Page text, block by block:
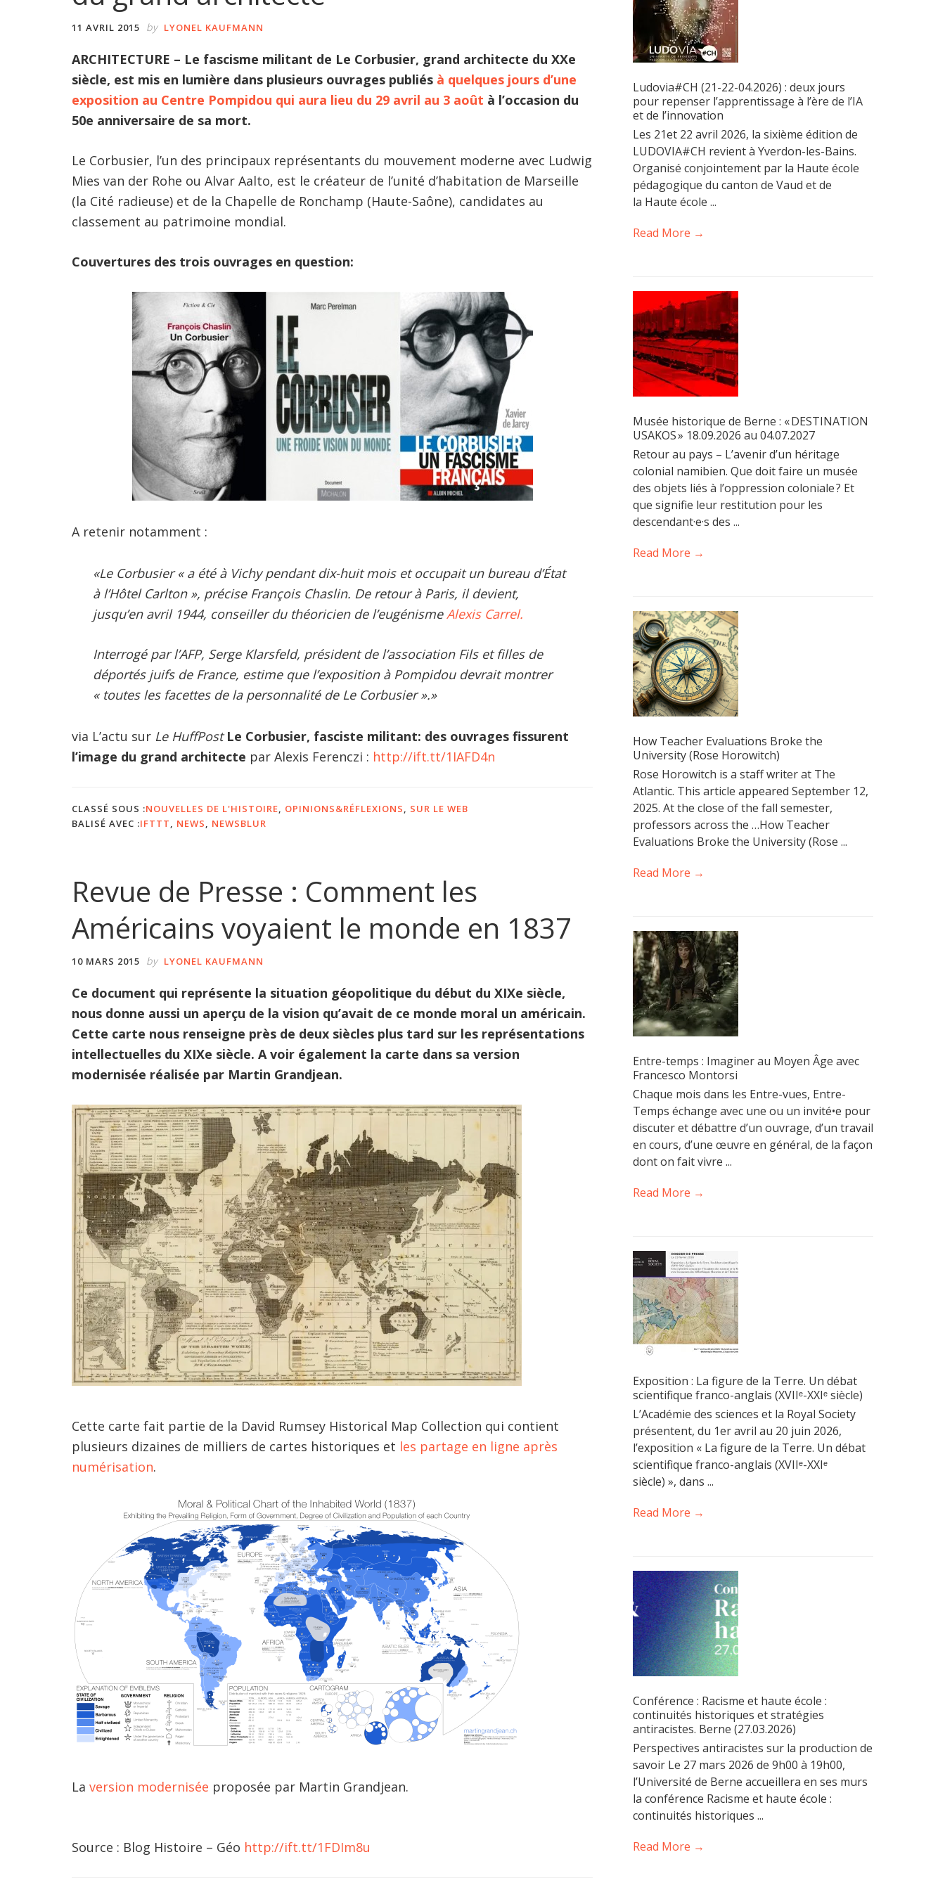
11 AVRIL 2015 by LYONEL KAUFMANN
ARCHITECTURE – Le fascisme militant de Le Corbusier, grand architecte du XXe
siècle, est mis en lumière dans plusieurs ouvrages publiés à quelques jours d’une
exposition au Centre Pompidou qui aura lieu du 29 avril au 3 août à l’occasion du
50e anniversaire de sa mort.
Le Corbusier, l’un des principaux représentants du mouvement moderne avec Ludwig
Mies van der Rohe ou Alvar Aalto, est le créateur de l’unité d’habitation de Marseille
(la Cité radieuse) et de la Chapelle de Ronchamp (Haute-Saône), candidates au
classement au patrimoine mondial.
Couvertures des trois ouvrages en question:
A retenir notamment :
«Le Corbusier « a été à Vichy pendant dix-huit mois et occupait un bureau d’État
à l’Hôtel Carlton », précise François Chaslin. De retour à Paris, il devient,
jusqu’en avril 1944, conseiller du théoricien de l’eugénisme Alexis Carrel.
Interrogé par l’AFP, Serge Klarsfeld, président de l’association Fils et filles de
déportés juifs de France, estime que l’exposition à Pompidou devrait montrer
« toutes les facettes de la personnalité de Le Corbusier ».»
via L’actu sur Le HuffPostLe Corbusier, fasciste militant: des ouvrages fissurent
l’image du grand architecte par Alexis Ferenczi : http://ift.tt/1IAFD4n
CLASSÉ SOUS :NOUVELLES DE L'HISTOIRE OPINIONS&RÉFLEXIONS
SUR LE WEB
BALISÉ AVEC :IFTTT NEWS NEWSBLUR
Revue de Presse : Comment les
Américains voyaient le monde en 1837
10 MARS 2015 by LYONEL KAUFMANN
Ce document qui représente la situation géopolitique du début du XIXe siècle,
nous donne aussi un aperçu de la vision qu’avait de ce monde moral un américain.
Cette carte nous renseigne près de deux siècles plus tard sur les représentations
intellectuelles du XIXe siècle. A voir également la carte dans sa version
modernisée réalisée par Martin Grandjean.
Cette carte fait partie de la David Rumsey Historical Map Collection qui contient
plusieurs dizaines de milliers de cartes historiques et les partage en ligne après
numérisation.
La version modernisée proposée par Martin Grandjean.
Source : Blog Histoire – Géo http://ift.tt/1FDIm8u
Ludovia#CH (21-22-04.2026) : deux jours
pour repenser l’apprentissage à l’ère de l’IA
et de l’innovation
Les 21et 22 avril 2026, la sixième édition de
LUDOVIA#CH revient à Yverdon-les-Bains.
Organisé conjointement par la Haute école
pédagogique du canton de Vaud et de
la Haute école ...
Read More →
Musée historique de Berne : « DESTINATION
USAKOS » 18.09.2026 au 04.07.2027
Retour au pays – L’avenir d’un héritage
colonial namibien. Que doit faire un musée
des objets liés à l’oppression coloniale ? Et
que signifie leur restitution pour les
descendant·e·s des ...
Read More →
How Teacher Evaluations Broke the
University (Rose Horowitch)
Rose Horowitch is a staff writer at The
Atlantic. This article appeared September 12,
2025. At the close of the fall semester,
professors across the …How Teacher
Evaluations Broke the University (Rose ...
Read More →
Entre-temps : Imaginer au Moyen Âge avec
Francesco Montorsi
Chaque mois dans les Entre-vues, Entre-
Temps échange avec une ou un invité•e pour
discuter et débattre d’un ouvrage, d’un travail
en cours, d’une œuvre en général, de la façon
dont on fait vivre ...
Read More →
Exposition : La figure de la Terre. Un débat
scientifique franco-anglais (XVIIᵉ-XXIᵉ siècle)
L’Académie des sciences et la Royal Society
présentent, du 1er avril au 20 juin 2026,
l’exposition « La figure de la Terre. Un débat
scientifique franco-anglais (XVIIᵉ-XXIᵉ
siècle) », dans ...
Read More →
Conférence : Racisme et haute école :
continuités historiques et stratégies
antiracistes. Berne (27.03.2026)
Perspectives antiracistes sur la production de
savoir Le 27 mars 2026 de 9h00 à 19h00,
l’Université de Berne accueillera en ses murs
la conférence Racisme et haute école :
continuités historiques ...
Read More →